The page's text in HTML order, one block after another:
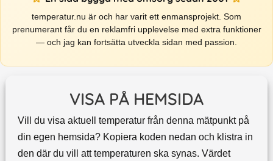
temperatur.nu är och har varit ett enmansprojekt. Som
prenumerant får du en reklamfri upplevelse med extra funktioner
— och jag kan fortsätta utveckla sidan med passion.
VISA PÅ HEMSIDA
Vill du visa aktuell temperatur från denna mätpunkt på
din egen hemsida? Kopiera koden nedan och klistra in
den där du vill att temperaturen ska synas. Värdet